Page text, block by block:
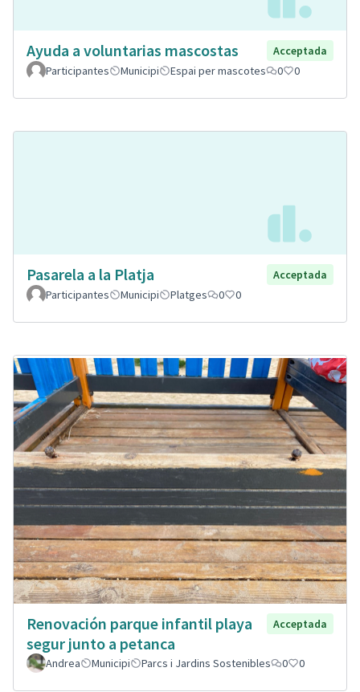
Ayuda a voluntarias mascostas
Acceptada
Participantes
Municipi Espai per mascotes 0 0
Pasarela a la Platja
Acceptada
Participantes
Municipi Platges 0 0
Renovación parque infantil playa
segur junto a petanca
Acceptada
Andrea Municipi Parcs i Jardins Sostenibles 0 0